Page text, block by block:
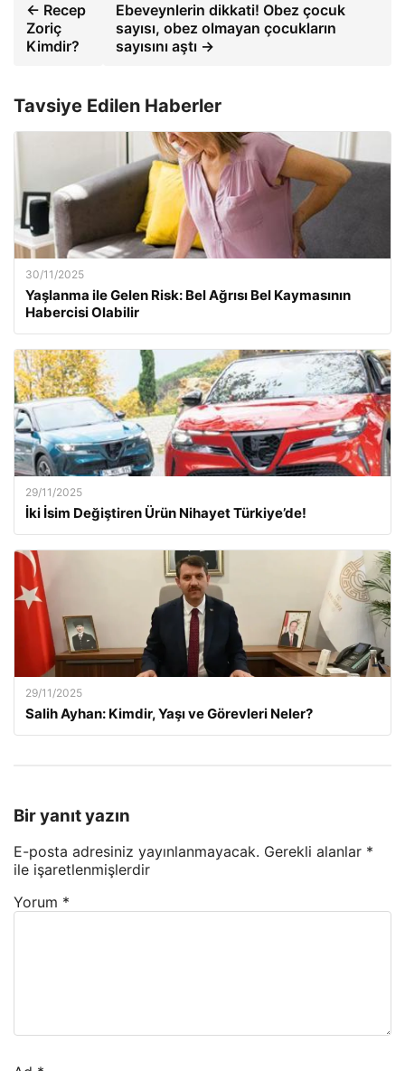
← Recep
Zoriç
Kimdir?
Ebeveynlerin dikkati! Obez çocuk
sayısı, obez olmayan çocukların
sayısını aştı →
Tavsiye Edilen Haberler
30/11/2025
Yaşlanma ile Gelen Risk: Bel Ağrısı Bel Kaymasının
Habercisi Olabilir
29/11/2025
İki İsim Değiştiren Ürün Nihayet Türkiye’de!
29/11/2025
Salih Ayhan: Kimdir, Yaşı ve Görevleri Neler?
Bir yanıt yazın
E-posta adresiniz yayınlanmayacak. Gerekli alanlar *
ile işaretlenmişlerdir
Yorum *